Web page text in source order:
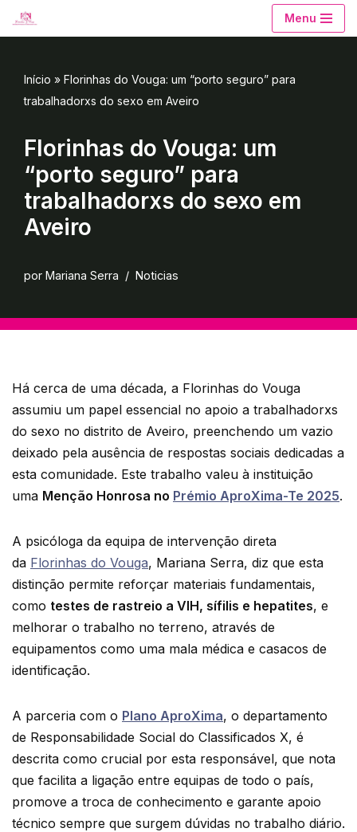
conteúdo
Menu
Início » Florinhas do Vouga: um “porto seguro” para
trabalhadorxs do sexo em Aveiro
Florinhas do Vouga: um
“porto seguro” para
trabalhadorxs do sexo em
Aveiro
por Mariana Serra Noticias
Há cerca de uma década, a Florinhas do Vouga
assumiu um papel essencial no apoio a trabalhadorxs
do sexo no distrito de Aveiro, preenchendo um vazio
deixado pela ausência de respostas sociais dedicadas a
esta comunidade. Este trabalho valeu à instituição
uma Menção Honrosa no Prémio AproXima-Te 2025.
A psicóloga da equipa de intervenção direta
da Florinhas do Vouga, Mariana Serra, diz que esta
distinção permite reforçar materiais fundamentais,
como testes de rastreio a VIH, sífilis e hepatites, e
melhorar o trabalho no terreno, através de
equipamentos como uma mala médica e casacos de
identificação.
A parceria com o Plano AproXima, o departamento
de Responsabilidade Social do Classificados X, é
descrita como crucial por esta responsável, que nota
que facilita a ligação entre equipas de todo o país,
promove a troca de conhecimento e garante apoio
técnico sempre que surgem dúvidas no trabalho diário.